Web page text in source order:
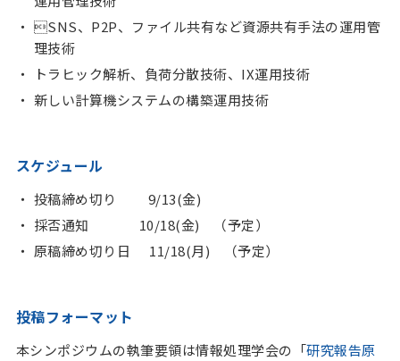
SNS、P2P、ファイル共有など資源共有手法の運用管
理技術
トラヒック解析、負荷分散技術、IX運用技術
新しい計算機システムの構築運用技術
スケジュール
投稿締め切り
9/13(金)
採否通知 10/18(金) （予定）
原稿締め切り日
11/18(月) （予定）
投稿フォーマット
本シンポジウムの執筆要領は情報処理学会の「研究報告原